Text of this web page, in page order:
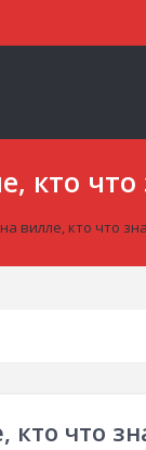
кто что
вилле, кто что
кто что